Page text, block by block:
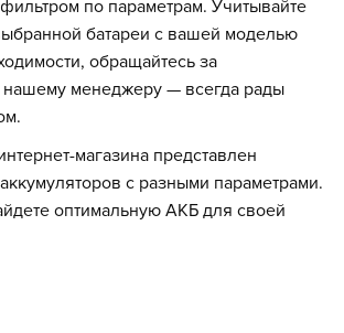
по параметрам. Учитывайте
батареи с вашей моделью
обращайтесь за
нашему менеджеру — всегда рады
магазина представлен
с разными параметрами.
оптимальную АКБ для своей